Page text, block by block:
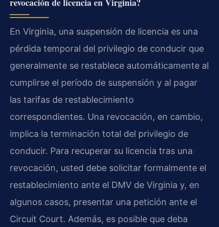
revocación de licencia en Virginia?
En Virginia, una suspensión de licencia es una
pérdida temporal del privilegio de conducir que
generalmente se restablece automáticamente al
cumplirse el período de suspensión y al pagar
las tarifas de restablecimiento
correspondientes. Una revocación, en cambio,
implica la terminación total del privilegio de
conducir. Para recuperar su licencia tras una
revocación, usted debe solicitar formalmente el
restablecimiento ante el DMV de Virginia y, en
algunos casos, presentar una petición ante el
Circuit Court. Además, es posible que deba